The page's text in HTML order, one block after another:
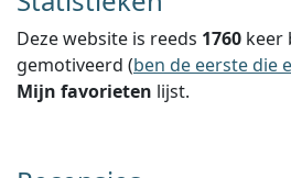
Deze website is reeds 1760 keer
gemotiveerd (ben de eerste die
Mijn favorieten lijst.